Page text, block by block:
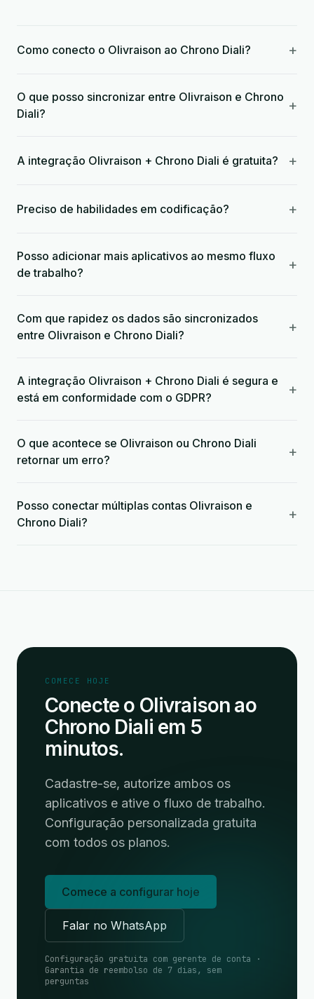
Como conecto o Olivraison ao Chrono Diali? +
O que posso sincronizar entre Olivraison e Chrono
Diali?
+
A integração Olivraison + Chrono Diali é gratuita? +
Preciso de habilidades em codificação? +
Posso adicionar mais aplicativos ao mesmo fluxo
de trabalho?
+
Com que rapidez os dados são sincronizados
entre Olivraison e Chrono Diali?
+
A integração Olivraison + Chrono Diali é segura e
está em conformidade com o GDPR?
+
O que acontece se Olivraison ou Chrono Diali
retornar um erro?
+
Posso conectar múltiplas contas Olivraison e
Chrono Diali?
+
COMECE HOJE
Conecte o Olivraison ao
Chrono Diali em 5
minutos.
Cadastre-se, autorize ambos os
aplicativos e ative o fluxo de trabalho.
Configuração personalizada gratuita
com todos os planos.
Comece a configurar hoje
Falar no WhatsApp
Configuração gratuita com gerente de conta ·
Garantia de reembolso de 7 dias, sem
perguntas